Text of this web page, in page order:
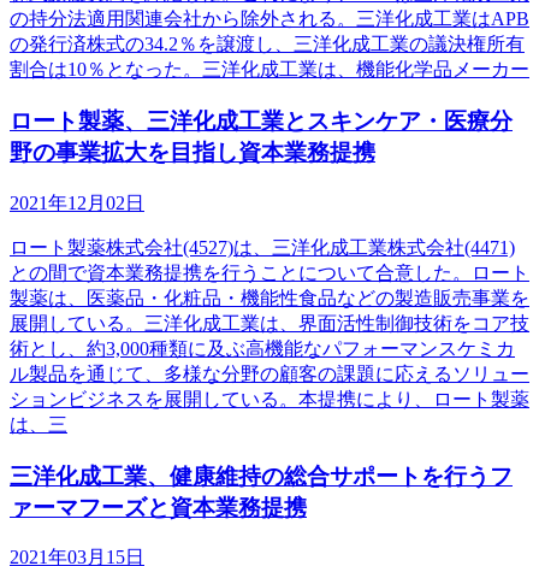
の持分法適用関連会社から除外される。三洋化成工業はAPB
の発行済株式の34.2％を譲渡し、三洋化成工業の議決権所有
割合は10％となった。三洋化成工業は、機能化学品メーカー
ロート製薬、三洋化成工業とスキンケア・医療分
野の事業拡大を目指し資本業務提携
2021年12月02日
ロート製薬株式会社(4527)は、三洋化成工業株式会社(4471)
との間で資本業務提携を行うことについて合意した。ロート
製薬は、医薬品・化粧品・機能性食品などの製造販売事業を
展開している。三洋化成工業は、界面活性制御技術をコア技
術とし、約3,000種類に及ぶ高機能なパフォーマンスケミカ
ル製品を通じて、多様な分野の顧客の課題に応えるソリュー
ションビジネスを展開している。本提携により、ロート製薬
は、三
三洋化成工業、健康維持の総合サポートを行うフ
ァーマフーズと資本業務提携
2021年03月15日